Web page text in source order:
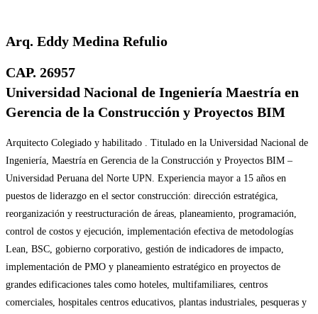
Arq. Eddy Medina Refulio
CAP. 26957
Universidad Nacional de Ingeniería Maestría en
Gerencia de la Construcción y Proyectos BIM
Arquitecto Colegiado y habilitado . Titulado en la Universidad Nacional de
Ingeniería, Maestría en Gerencia de la Construcción y Proyectos BIM –
Universidad Peruana del Norte UPN. Experiencia mayor a 15 años en
puestos de liderazgo en el sector construcción: dirección estratégica,
reorganización y reestructuración de áreas, planeamiento, programación,
control de costos y ejecución, implementación efectiva de metodologías
Lean, BSC, gobierno corporativo, gestión de indicadores de impacto,
implementación de PMO y planeamiento estratégico en proyectos de
grandes edificaciones tales como hoteles, multifamiliares, centros
comerciales, hospitales centros educativos, plantas industriales, pesqueras y